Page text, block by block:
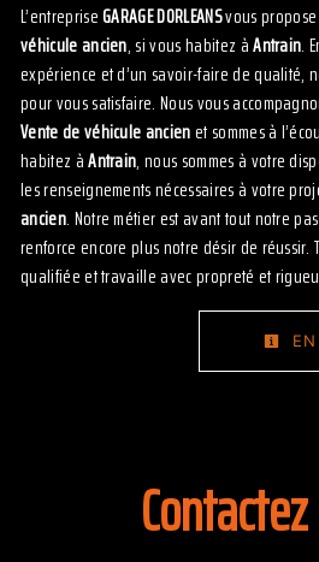
L’entrepriseGARAGE DORLEANSvous
véhicule ancien, si vous habitez àAntrain.
expérience et d’un savoir-faire de qualité,
pour vous satisfaire. Nous vous
Vente de véhicule ancienet sommes à
habitez àAntrain, nous sommes à votre
les renseignements nécessaires à votre
ancien. Notre métier est avant tout notre
renforce encore plus notre désir de
qualifiée et travaille avec propreté et